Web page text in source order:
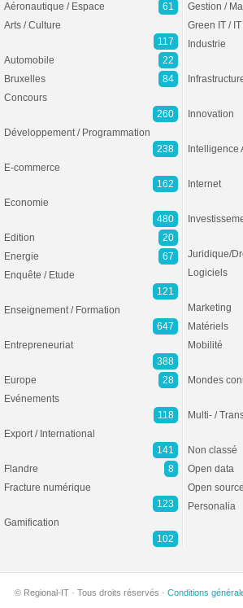
Aéronautique / Espace
61
Arts / Culture
117
Automobile
22
Bruxelles
84
Concours
260
Développement / Programmation
238
E-commerce
162
Economie
480
Edition
20
Energie
67
Enquête / Etude
121
Enseignement / Formation
647
Entrepreneuriat
388
Europe
28
Evénements
118
Export / International
141
Flandre
8
Fracture numérique
123
Gamification
102
Gestion /
Green IT /
Industrie
Innovation
Intelligence
Internet
Juridique/
Logiciels
Marketing
Matériels
Mobilité
Mondes
Multi- /
Non classé
Open data
Open source
Personalia
© Regional-IT · Tous droits réservés · Conditions